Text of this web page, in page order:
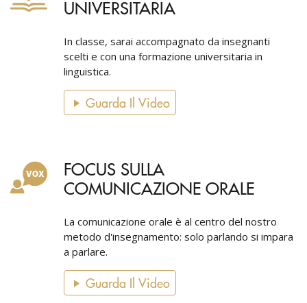
UNIVERSITARIA
In classe, sarai accompagnato da insegnanti
scelti e con una formazione universitaria in
linguistica.
Guarda Il Video
FOCUS SULLA
COMUNICAZIONE ORALE
La comunicazione orale è al centro del nostro
metodo d'insegnamento: solo parlando si impara
a parlare.
Guarda Il Video